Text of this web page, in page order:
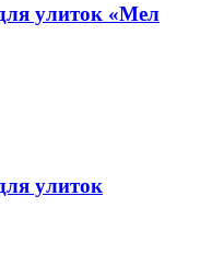
улиток «Мел
улиток